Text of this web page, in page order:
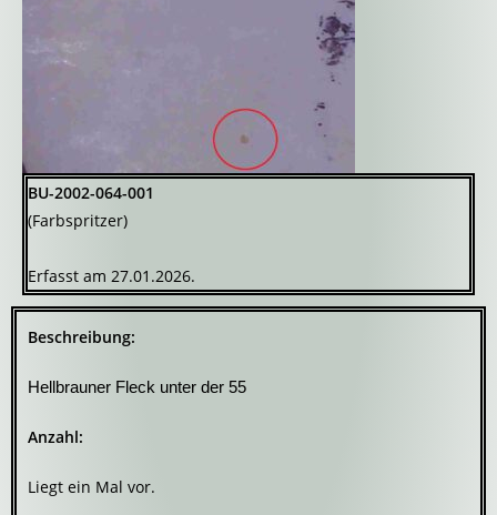
BU-2002-064-001
(Farbspritzer)
Erfasst am 27.01.2026.
Beschreibung:
Hellbrauner Fleck unter der 55
Anzahl:
Liegt ein Mal vor.